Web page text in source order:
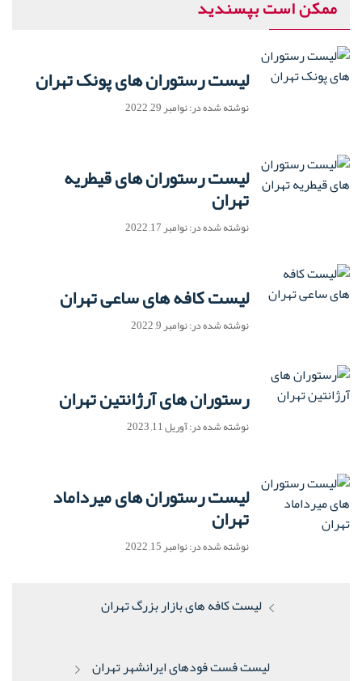
ممکن است بپسندید
لیست رستوران های پونک تهران
نوشته شده در: نوامبر 29, 2022
لیست رستوران های قیطریه
تهران
نوشته شده در: نوامبر 17, 2022
لیست کافه های ساعی تهران
نوشته شده در: نوامبر 9, 2022
رستوران های آرژانتین تهران
نوشته شده در: آوریل 11, 2023
لیست رستوران های میرداماد
تهران
نوشته شده در: نوامبر 15, 2022
پست
لیست کافه های بازار بزرگ تهران
پست
لیست فست فودهای ایرانشهر تهران